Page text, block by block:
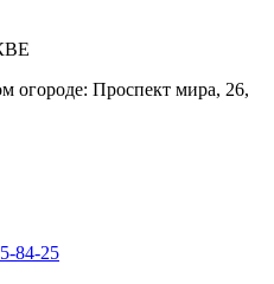
огороде: Проспект мира, 26,
84-25